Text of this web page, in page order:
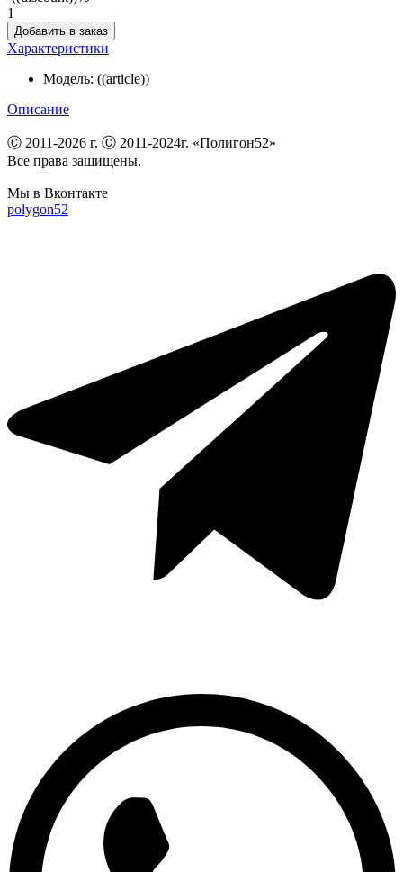
1
Добавить в заказ
Характеристики
Модель: ((article))
Описание
Ⓒ 2011-2026 г. Ⓒ 2011-2024г. «Полигон52»
Все права защищены.
Мы в Вконтакте
polygon52